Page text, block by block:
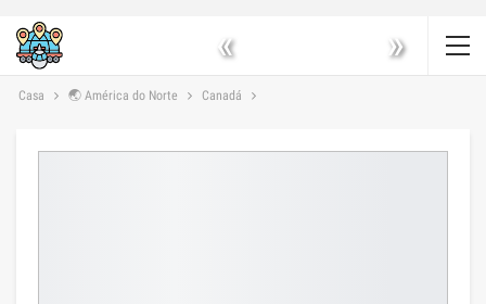
« »
Casa 🌏 América do Norte Canadá